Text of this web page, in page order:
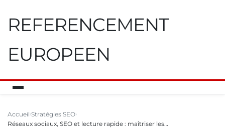
REFERENCEMENT
EUROPEEN
Accueil Stratégies SEO
Réseaux sociaux, SEO et lecture rapide : maîtriser les…